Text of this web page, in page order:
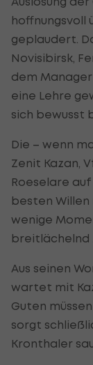
hoffnungsvoll
geplaudert.
Novisibirsk,
dem
eine Lehre
sich bewusst
Die – wenn
Zenit Kazan,
Roeselare
besten
wenige
breitlächelnd
Aus seinen
wartet mit
Guten
sorgt
Kronthaler